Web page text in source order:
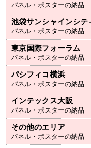
パネル・ポスターの納品
池袋サンシャインシテ
パネル・ポスターの納品
東京国際フォーラム
パネル・ポスターの納品
パシフィコ横浜
パネル・ポスターの納品
インテックス大阪
パネル・ポスターの納品
その他のエリア
パネル・ポスターの納品